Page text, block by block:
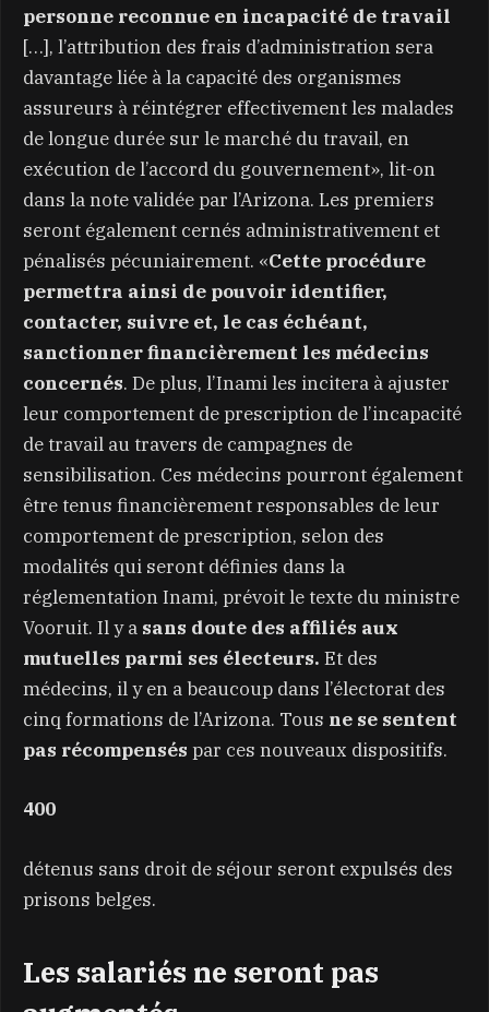
personne reconnue en incapacité de travail
[…], l’attribution des frais d’administration sera
davantage liée à la capacité des organismes
assureurs à réintégrer effectivement les malades
de longue durée sur le marché du travail, en
exécution de l’accord du gouvernement», lit-on
dans la note validée par l’Arizona. Les premiers
seront également cernés administrativement et
pénalisés pécuniairement. «Cette procédure
permettra ainsi de pouvoir identifier,
contacter, suivre et, le cas échéant,
sanctionner financièrement les médecins
concernés. De plus, l’Inami les incitera à ajuster
leur comportement de prescription de l’incapacité
de travail au travers de campagnes de
sensibilisation. Ces médecins pourront également
être tenus financièrement responsables de leur
comportement de prescription, selon des
modalités qui seront définies dans la
réglementation Inami, prévoit le texte du ministre
Vooruit. Il y a sans doute des affiliés aux
mutuelles parmi ses électeurs. Et des
médecins, il y en a beaucoup dans l’électorat des
cinq formations de l’Arizona. Tous ne se sentent
pas récompensés par ces nouveaux dispositifs.
400
détenus sans droit de séjour seront expulsés des
prisons belges.
Les salariés ne seront pas